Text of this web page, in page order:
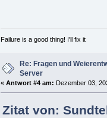
Failure is a good thing! I'll fix it
Re: Fragen und
Server
« Antwort #4 am: Dezember 03,
Zitat von: